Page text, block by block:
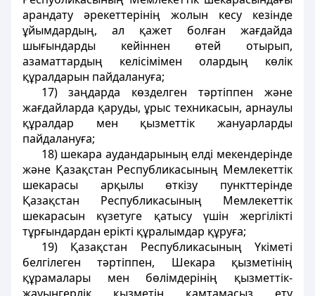
арандату әрекеттерiнің жолын кесу кезінде
ұйымдардың, ал қажет болған жағдайда
шығындарды кейiннен өтей отырып,
азаматтардың келісімімен олардың көлiк
құралдарын пайдалануға;
17) заңдарда көзделген тәртiппен және
жағдайларда қаруды, ұрыс техникасын, арнаулы
құралдар мен қызметтік жануарларды
пайдалануға;
18) шекара аудандарының елдi мекендерiнде
және Қазақстан Республикасының Мемлекеттiк
шекарасы арқылы өткiзу пункттерiнде
Қазақстан Республикасының Мемлекеттiк
шекарасын күзетуге қатысу үшiн жергiлiктi
тұрғындардан ерiктi құралымдар құруға;
19) Қазақстан Республикасының Үкiметi
белгiлеген тәртiппен, Шекара қызметiнiң
құрамалары мен бөлiмдерiнiң қызметтiк-